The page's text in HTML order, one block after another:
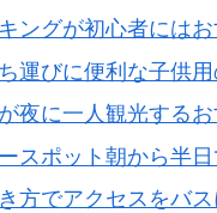
ングが初心者には
運びに便利な子供
夜に一人観光する
スポット朝から半
方でアクセスをバ